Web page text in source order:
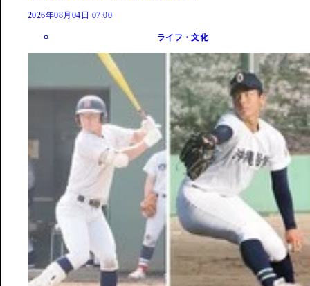
2026年08月04日 07:00
ライフ・文化